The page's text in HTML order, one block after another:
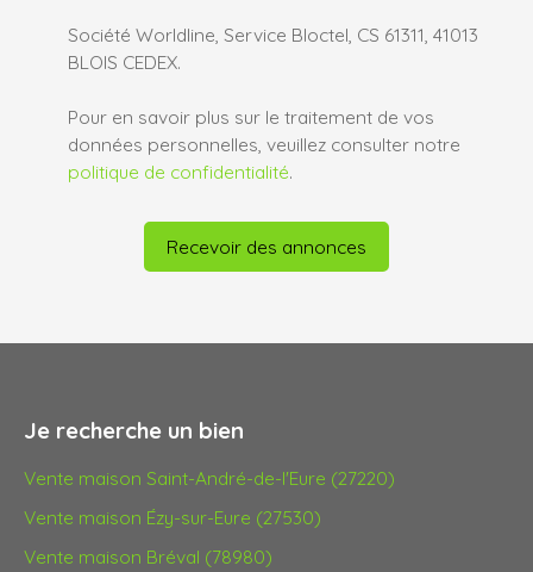
Société Worldline, Service Bloctel, CS 61311, 41013
BLOIS CEDEX.
Pour en savoir plus sur le traitement de vos
données personnelles, veuillez consulter notre
politique de confidentialité.
Recevoir des annonces
Je recherche un bien
Vente maison Saint-André-de-l'Eure (27220)
Vente maison Ézy-sur-Eure (27530)
Vente maison Bréval (78980)